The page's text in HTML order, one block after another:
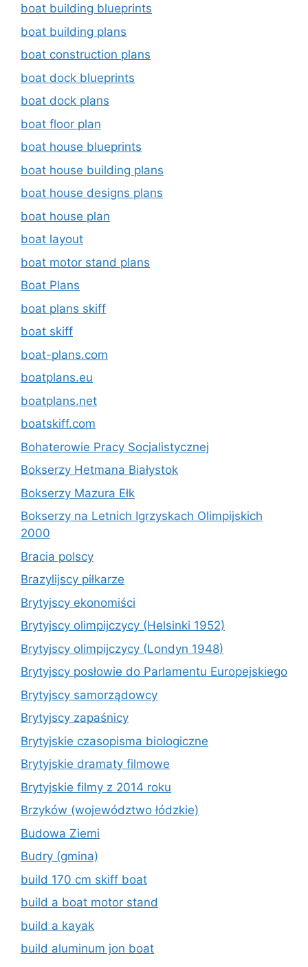
boat building blueprints
boat building plans
boat construction plans
boat dock blueprints
boat dock plans
boat floor plan
boat house blueprints
boat house building plans
boat house designs plans
boat house plan
boat layout
boat motor stand plans
Boat Plans
boat plans skiff
boat skiff
boat-plans.com
boatplans.eu
boatplans.net
boatskiff.com
Bohaterowie Pracy Socjalistycznej
Bokserzy Hetmana Białystok
Bokserzy Mazura Ełk
Bokserzy na Letnich Igrzyskach Olimpijskich
2000
Bracia polscy
Brazylijscy piłkarze
Brytyjscy ekonomiści
Brytyjscy olimpijczycy (Helsinki 1952)
Brytyjscy olimpijczycy (Londyn 1948)
Brytyjscy posłowie do Parlamentu Europejskiego
Brytyjscy samorządowcy
Brytyjscy zapaśnicy
Brytyjskie czasopisma biologiczne
Brytyjskie dramaty filmowe
Brytyjskie filmy z 2014 roku
Brzyków (województwo łódzkie)
Budowa Ziemi
Budry (gmina)
build 170 cm skiff boat
build a boat motor stand
build a kayak
build aluminum jon boat